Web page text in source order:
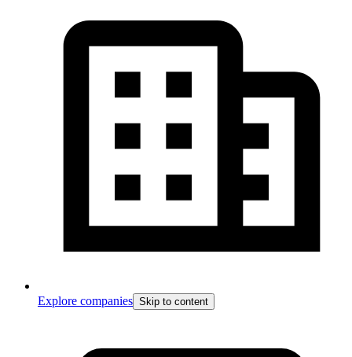
Explore companies Skip to content